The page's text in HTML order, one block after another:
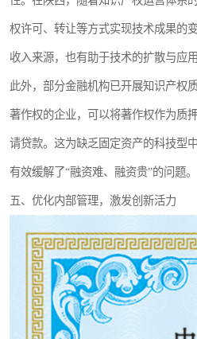
权许可、转让等方式实现技术成果的
收入来源，也有助于技术的扩散与应用
此外，部分金融机构已开展知识产权
著作权的企业，可以将著作权作为质
请贷款。这为缺乏固定资产的科技型
有效缓解了“融资难、融资贵”的问题。
五、优化内部管理，激发创新活力